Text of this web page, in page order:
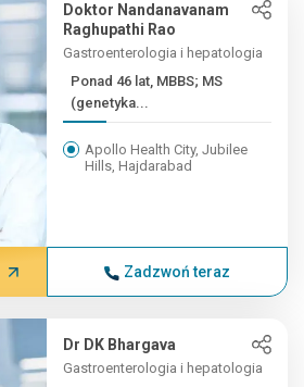
Doktor Nandanavanam
Raghupathi Rao
Gastroenterologia i hepatologia
Ponad 46 lat, MBBS; MS
(genetyka...
Apollo Health City, Jubilee
Hills, Hajdarabad
Zadzwoń teraz
Dr DK Bhargava
Gastroenterologia i hepatologia